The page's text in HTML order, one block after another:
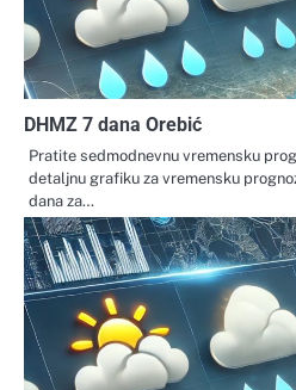
DHMZ 7 dana Orebić
Pratite sedmodnevnu vremensku
detaljnu grafiku za vremensku
dana za…